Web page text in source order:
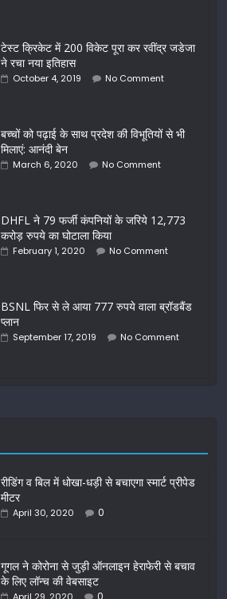
टेस्ट क्रिकेट में 200 विकेट पूरा कर रवींद्र जडेजा
ने रचा नया इतिहास
October 4, 2019 No Comment
बच्चों को पढ़ाई के साथ प्रदेश की विभूतियों से भी
मिलाएं: आनंदी बेन
March 6, 2020 No Comment
DHFL ने 79 फर्जी कंपनियों के जरिये 12,773
करोड़ रुपये का घोटाला किया
February 1, 2020 No Comment
BSNL फिर से ले आया 777 रुपये वाला ब्रॉडबैंड
प्लान
September 17, 2019 No Comment
रीडिंग व बिल में धोखा-धड़ी से बचाएगा स्मार्ट प्रीपेड
मीटर
April 30, 2020 0
गूगल ने कोरोना से जुड़ी ऑनलाइन हेराफेरी से बचाव
के लिए लॉन्च की वेबसाइट